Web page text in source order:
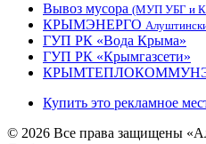
Вывоз мусора (МУП УБГ и
КРЫМЭНЕРГО
ГУП РК «Вода Крыма»
ГУП РК «Крымгазсети»
Купить это рекламное
© 2026 Все права защищены